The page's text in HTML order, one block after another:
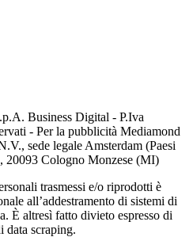
Business Digital - P.Iva
- Per la pubblicità Mediamond
sede legale Amsterdam (Paesi
20093 Cologno Monzese (MI)
trasmessi e/o riprodotti è
all’addestramento di sistemi di
È altresì fatto divieto espresso di
data scraping.